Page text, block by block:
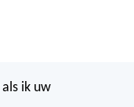
als ik uw